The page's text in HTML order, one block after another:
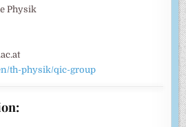
Physik
th-physik/qic-group